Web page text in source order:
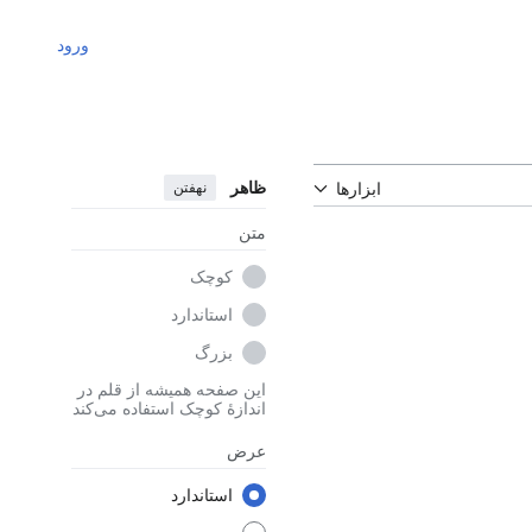
ورود
ابزارها ظاهر نهفتن
متن
کوچک
استاندارد
بزرگ
این صفحه همیشه از قلم در
اندازهٔ کوچک استفاده می‌کند
عرض
استاندارد